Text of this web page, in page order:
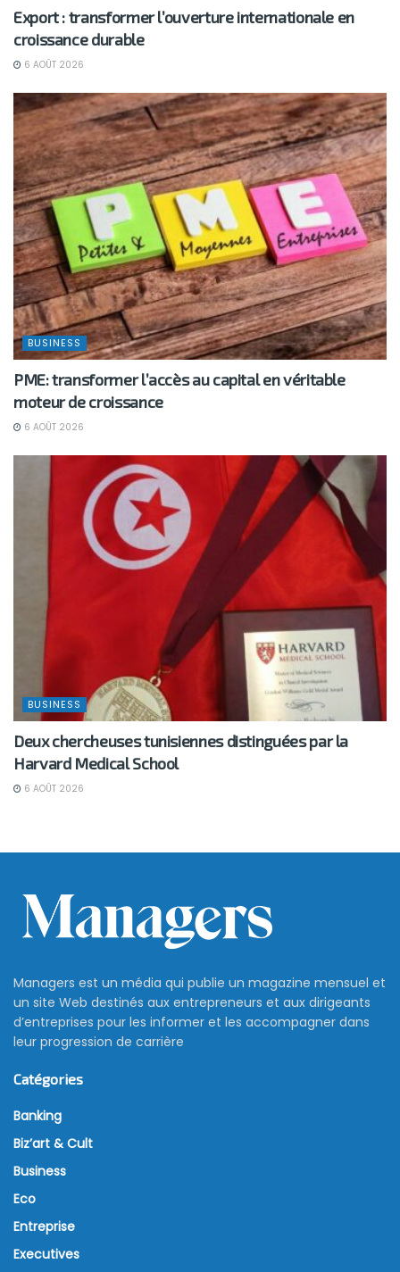
Export : transformer l’ouverture internationale en
croissance durable
6 AOÛT 2026
BUSINESS
PME: transformer l’accès au capital en véritable
moteur de croissance
6 AOÛT 2026
BUSINESS
Deux chercheuses tunisiennes distinguées par la
Harvard Medical School
6 AOÛT 2026
Managers est un média qui publie un magazine mensuel et
un site Web destinés aux entrepreneurs et aux dirigeants
d’entreprises pour les informer et les accompagner dans
leur progression de carrière
Catégories
Banking
Biz’art & Cult
Business
Eco
Entreprise
Executives